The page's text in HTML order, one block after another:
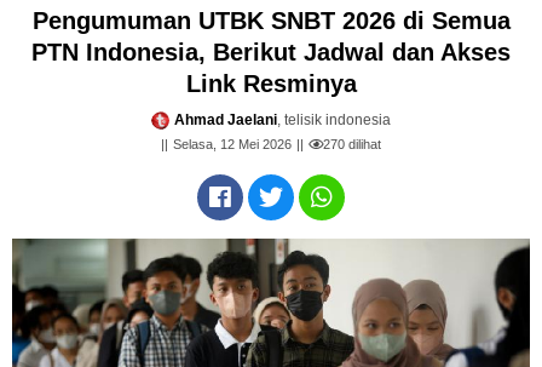
Pengumuman UTBK SNBT 2026 di Semua
PTN Indonesia, Berikut Jadwal dan Akses
Link Resminya
Ahmad Jaelani, telisik indonesia
Selasa, 12 Mei 2026 270 dilihat